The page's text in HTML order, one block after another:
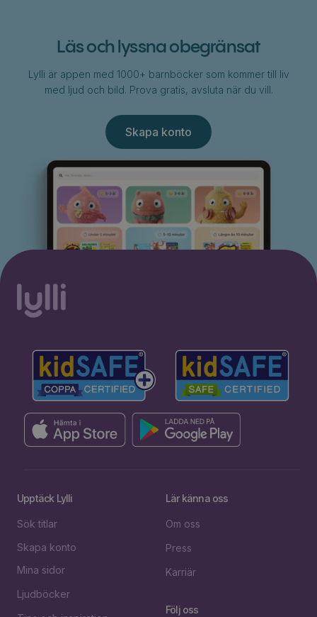
Läs och lyssna obegränsat
Lylli är appen med 1000+ barnböcker som kommer till liv
med ljud och bild. Prova gratis, avsluta när du vill.
Skapa konto
Upptäck Lylli
Sök titlar
Skapa konto
Mina sidor
Ljudböcker
Lär känna oss
Om oss
Press
Karriär
Följ oss